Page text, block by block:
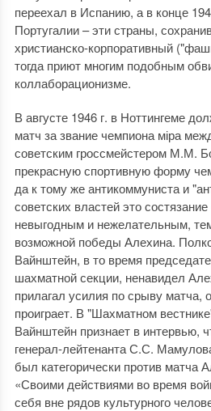
переехал в Испанию, а в конце
Португалии – эти страны,
христианско-корпоративный
тогда приют многим подобным
коллаборационизме.
В августе 1946 г. в Ноттингеме
матч за звание чемпиона міра
советским гроссмейстером М.М.
прекрасную спортивную форму
да к тому же антикоммуниста и
советских властей это
невыгодным и нежелательным,
возможной победы Алехина.
Вайнштейн, в то время
шахматной секции, ненавидел
прилагал усилия по срыву матча,
проиграет. В "Шахматном
Вайнштейн признает в интервью,
генерал-лейтенанта С.С.
был категорически против матча
«Своими действиями во время
себя вне рядов культурного